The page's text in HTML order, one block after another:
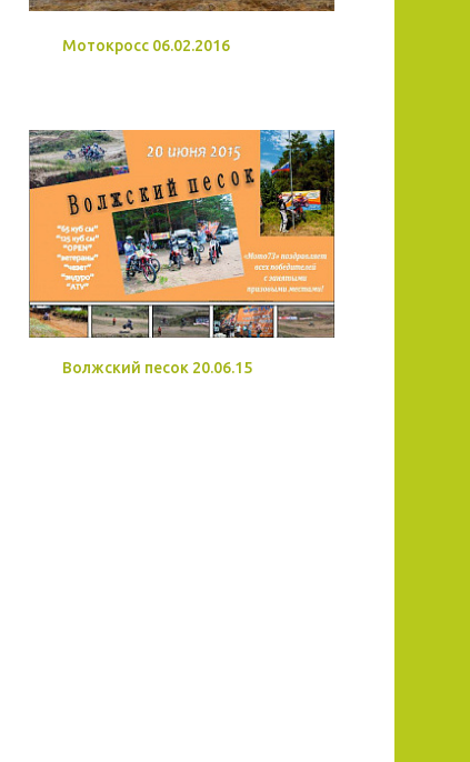
Мотокросс 06.02.2016
Волжский песок 20.06.15